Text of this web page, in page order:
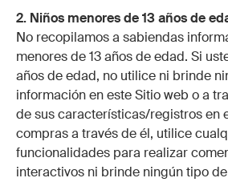
2. Niños menores de 13 años de
No recopilamos a sabiendas
menores de 13 años de edad. Si
años de edad, no utilice ni brinde
información en este Sitio web o a
de sus características/registros en
compras a través de él, utilice
funcionalidades para realizar
interactivos ni brinde ningún tipo